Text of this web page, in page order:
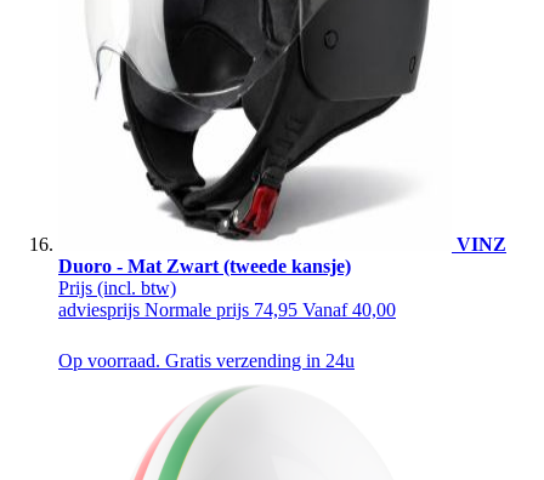
VINZ
Duoro - Mat Zwart (tweede kansje)
Prijs (incl. btw)
adviesprijs Normale prijs 74,95 Vanaf 40,00
Op voorraad. Gratis verzending in 24u